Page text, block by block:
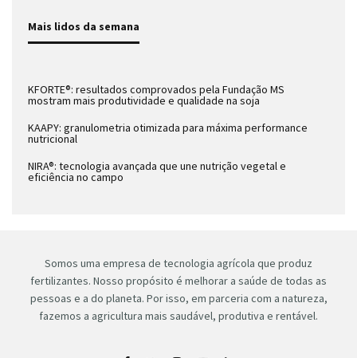
Mais lidos da semana
KFORTE®: resultados comprovados pela Fundação MS
mostram mais produtividade e qualidade na soja
KAAPY: granulometria otimizada para máxima performance
nutricional
NIRA®: tecnologia avançada que une nutrição vegetal e
eficiência no campo
Somos uma empresa de tecnologia agrícola que produz
fertilizantes. Nosso propósito é melhorar a saúde de todas as
pessoas e a do planeta. Por isso, em parceria com a natureza,
fazemos a agricultura mais saudável, produtiva e rentável.